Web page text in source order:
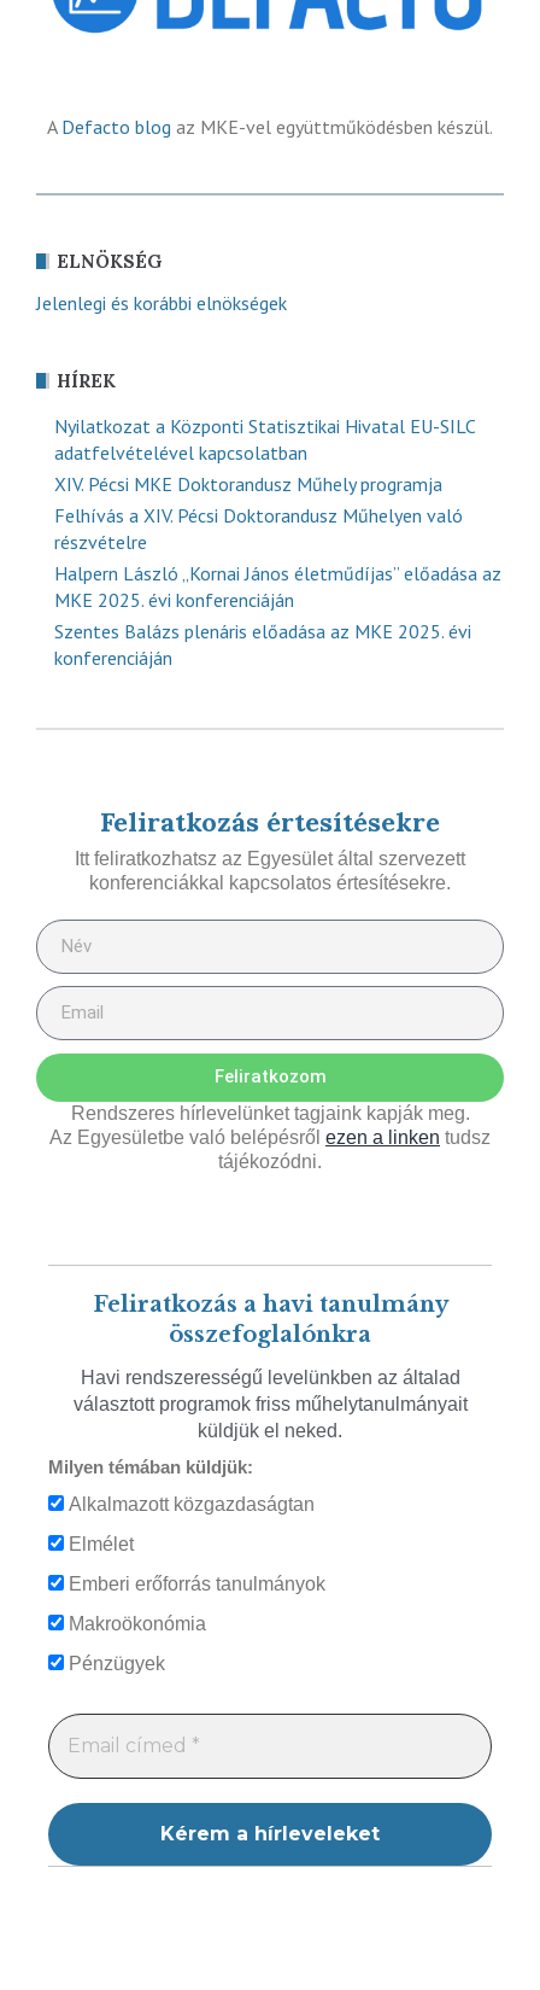
A Defacto blog az MKE-vel együttműködésben készül.
ELNÖKSÉG
Jelenlegi és korábbi elnökségek
HÍREK
Nyilatkozat a Központi Statisztikai Hivatal EU-SILC
adatfelvételével kapcsolatban
XIV. Pécsi MKE Doktorandusz Műhely programja
Felhívás a XIV. Pécsi Doktorandusz Műhelyen való
részvételre
Halpern László „Kornai János életműdíjas” előadása az
MKE 2025. évi konferenciáján
Szentes Balázs plenáris előadása az MKE 2025. évi
konferenciáján
Feliratkozás értesítésekre
Itt feliratkozhatsz az Egyesület által szervezett
konferenciákkal kapcsolatos értesítésekre.
Feliratkozom
Rendszeres hírlevelünket tagjaink kapják meg.
Az Egyesületbe való belépésről ezen a linken tudsz
tájékozódni.
Feliratkozás a havi tanulmány
összefoglalónkra
Havi rendszerességű levelünkben az általad
választott programok friss műhelytanulmányait
küldjük el neked.
Milyen témában küldjük:
Alkalmazott közgazdaságtan
Elmélet
Emberi erőforrás tanulmányok
Makroökonómia
Pénzügyek